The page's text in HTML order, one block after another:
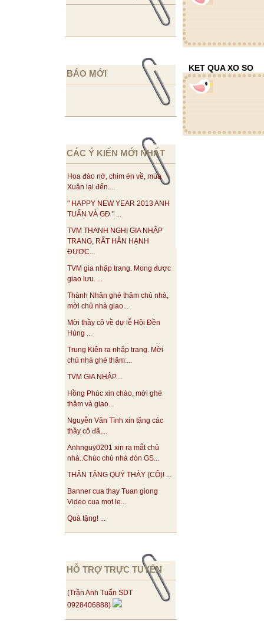
BÁO MỚI
CÁC Ý KIẾN MỚI NHẤT
Hoa đào nở, chim én về, mùa
Xuân lại đến....
" HAPPY NEW YEAR 2013 ANH
TUẤN VÀ GĐ " ...
TVM THANH NGHỊ GIA NHẬP
TRANG, RẤT HÂN HẠNH
ĐƯỢC...
TVM gia nhập trang. Mong được
giao lưu. ...
Thành Nhân ghé thăm chủ nhà,
mời chủ nhà giao...
Mời thầy cô về dự lễ Hội Đền
Hùng ...
Trung Kiên ra nhập trang. Mời
chủ nhà ghé thăm:...
TVM GIA NHẬP....
Hồng Phúc xin chào, mời ghé
thăm và giao...
Nguyễn Văn Tình xin tặng các
thầy cô đã,...
Anhnguy0201 xin ra mắt chủ
nhà..Chúc chủ nhà đón GS...
THÂN TẶNG QUÝ THÀY (CÔ)! ...
Banner cua thay Tuan giong
Video cua mot le...
Quà tặng! ...
HỖ TRỢ TRỰC TUYẾN
(Trần Anh Tuấn SDT
0928406888)
KET QUA XO SO